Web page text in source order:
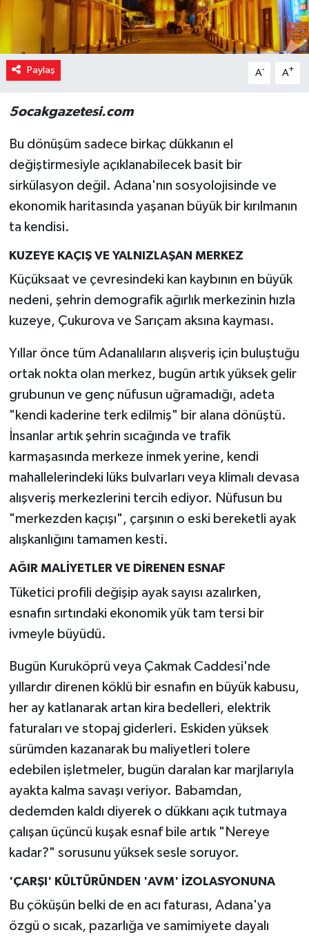
Paylaş A- A+
5ocakgazetesi.com
Bu dönüşüm sadece birkaç dükkanın el
değiştirmesiyle açıklanabilecek basit bir
sirkülasyon değil. Adana'nın sosyolojisinde ve
ekonomik haritasında yaşanan büyük bir kırılmanın
ta kendisi.
KUZEYE KAÇIŞ VE YALNIZLAŞAN MERKEZ
Küçüksaat ve çevresindeki kan kaybının en büyük
nedeni, şehrin demografik ağırlık merkezinin hızla
kuzeye, Çukurova ve Sarıçam aksına kayması.
Yıllar önce tüm Adanalıların alışveriş için buluştuğu
ortak nokta olan merkez, bugün artık yüksek gelir
grubunun ve genç nüfusun uğramadığı, adeta
"kendi kaderine terk edilmiş" bir alana dönüştü.
İnsanlar artık şehrin sıcağında ve trafik
karmaşasında merkeze inmek yerine, kendi
mahallelerindeki lüks bulvarları veya klimalı devasa
alışveriş merkezlerini tercih ediyor. Nüfusun bu
"merkezden kaçışı", çarşının o eski bereketli ayak
alışkanlığını tamamen kesti.
AĞIR MALİYETLER VE DİRENEN ESNAF
Tüketici profili değişip ayak sayısı azalırken,
esnafın sırtındaki ekonomik yük tam tersi bir
ivmeyle büyüdü.
Bugün Kuruköprü veya Çakmak Caddesi'nde
yıllardır direnen köklü bir esnafın en büyük kabusu,
her ay katlanarak artan kira bedelleri, elektrik
faturaları ve stopaj giderleri. Eskiden yüksek
sürümden kazanarak bu maliyetleri tolere
edebilen işletmeler, bugün daralan kar marjlarıyla
ayakta kalma savaşı veriyor. Babamdan,
dedemden kaldı diyerek o dükkanı açık tutmaya
çalışan üçüncü kuşak esnaf bile artık "Nereye
kadar?" sorusunu yüksek sesle soruyor.
'ÇARŞI' KÜLTÜRÜNDEN 'AVM' İZOLASYONUNA
Bu çöküşün belki de en acı faturası, Adana'ya
özgü o sıcak, pazarlığa ve samimiyete dayalı